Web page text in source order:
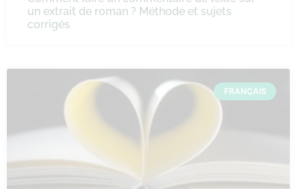
un extrait de roman ? Méthode et sujets
corrigés
FRANÇAIS